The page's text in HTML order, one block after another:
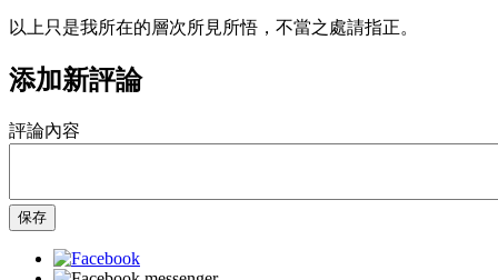
以上只是我所在的層次所見所悟，不當之處請指正。
添加新評論
評論內容
保存